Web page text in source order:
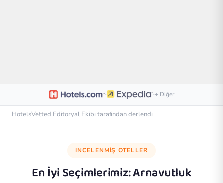
· ·+ Diğer
HotelsVetted Editoryal Ekibi tarafindan derlendi
INCELENMIŞ OTELLER
En İyi Seçimlerimiz:Arnavutluk